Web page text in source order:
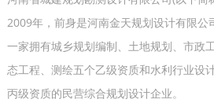
2009年，前身是河南金天规划设计有限公
一家拥有城乡规划编制、土地规划、市政
态工程、测绘五个乙级资质和水利行业设
丙级资质的民营综合规划设计企业。